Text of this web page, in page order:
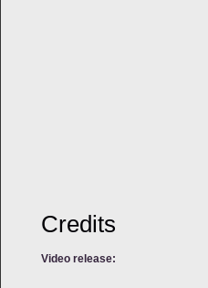
Credits
Video release: